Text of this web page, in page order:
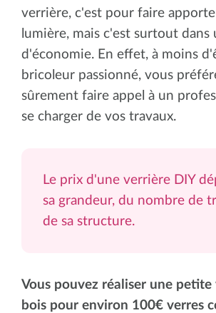
verrière, c'est pour faire
lumière, mais c'est surtout dans
d'économie. En effet, à moins
bricoleur passionné, vous
sûrement faire appel à un
se charger de vos travaux.
Le prix d'une verrière DIY
sa grandeur, du nombre de
de sa structure.
Vous pouvez réaliser une petite
bois pour environ 100€ verres